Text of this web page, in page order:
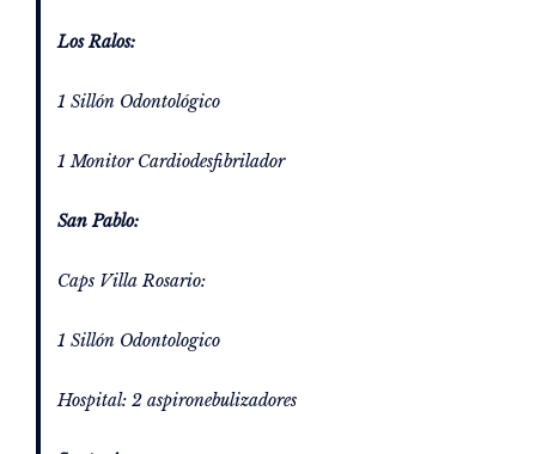
Los Ralos:
1 Sillón Odontológico
1 Monitor Cardiodesfibrilador
San Pablo:
Caps Villa Rosario:
1 Sillón Odontologico
Hospital: 2 aspironebulizadores